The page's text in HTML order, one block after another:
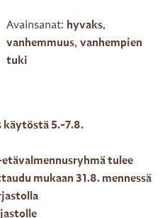
Avainsanat: hyvaks,
vanhemmuus, vanhempien
tuki
käytöstä 5.-7.8.
tulee
mukaan 31.8. mennessä